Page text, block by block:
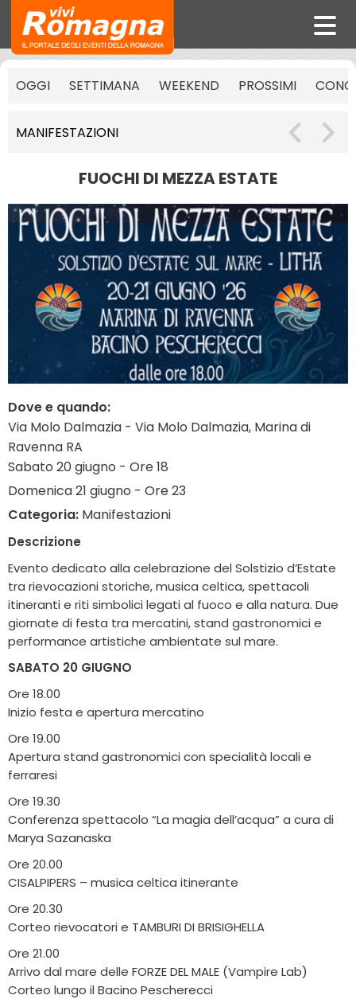
OGGI SETTIMANA WEEKEND PROSSIMI
MANIFESTAZIONI
FUOCHI DI MEZZA ESTATE
Dove e quando:
Via Molo Dalmazia - Via Molo Dalmazia, Marina di
Ravenna RA
Sabato 20 giugno - Ore 18
Domenica 21 giugno - Ore 23
Categoria: Manifestazioni
Descrizione
Evento dedicato alla celebrazione del Solstizio d’Estate
tra rievocazioni storiche, musica celtica, spettacoli
itineranti e riti simbolici legati al fuoco e alla natura. Due
giornate di festa tra mercatini, stand gastronomici e
performance artistiche ambientate sul mare.
SABATO 20 GIUGNO
Ore 18.00
Inizio festa e apertura mercatino
Ore 19.00
Apertura stand gastronomici con specialità locali e
ferraresi
Ore 19.30
Conferenza spettacolo “La magia dell’acqua” a cura di
Marya Sazanaska
Ore 20.00
CISALPIPERS – musica celtica itinerante
Ore 20.30
Corteo rievocatori e TAMBURI DI BRISIGHELLA
Ore 21.00
Arrivo dal mare delle FORZE DEL MALE (Vampire Lab)
Corteo lungo il Bacino Pescherecci